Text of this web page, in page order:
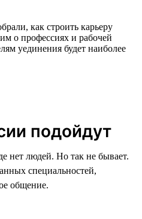
как строить карьеру
о профессиях и рабочей
уединения будет наиболее
подойдут
нет людей. Но так не бывает.
специальностей,
общение.